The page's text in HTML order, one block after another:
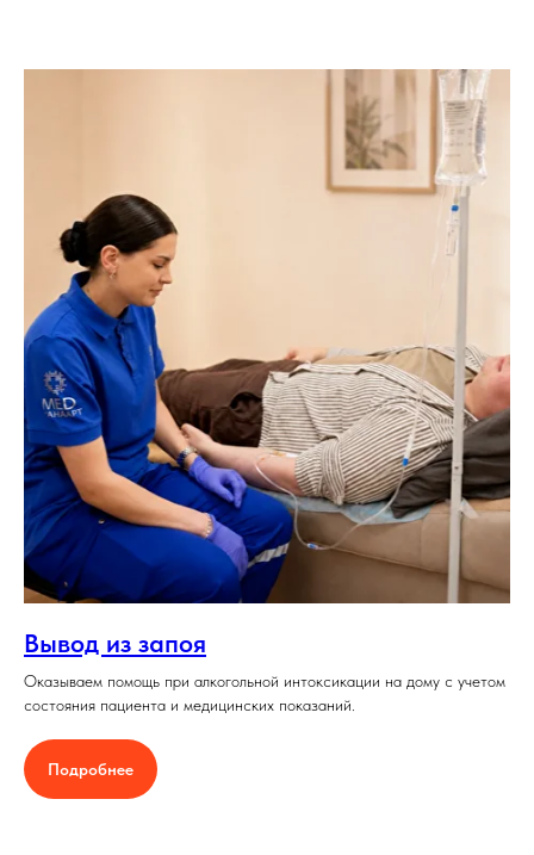
Вывод из запоя
Оказываем помощь при алкогольной интоксикации на дому с учетом
состояния пациента и медицинских показаний.
Подробнее